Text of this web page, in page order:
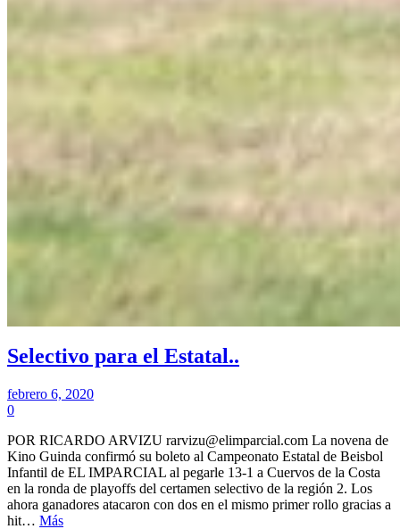
Selectivo para el Estatal..
febrero 6, 2020
0
POR RICARDO ARVIZU rarvizu@elimparcial.com La novena de
Kino Guinda confirmó su boleto al Campeonato Estatal de Beisbol
Infantil de EL IMPARCIAL al pegarle 13-1 a Cuervos de la Costa
en la ronda de playoffs del certamen selectivo de la región 2. Los
ahora ganadores atacaron con dos en el mismo primer rollo gracias a
hit… Más